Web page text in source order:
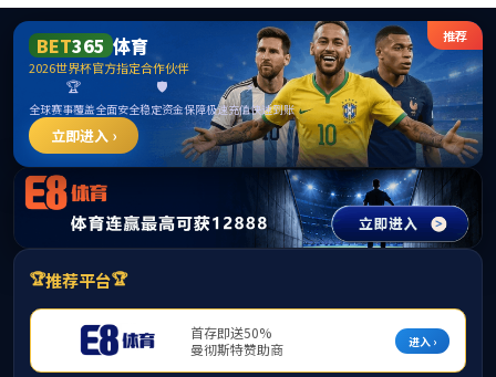
437
学院概况 党群工作 师资队伍 本科教育
437